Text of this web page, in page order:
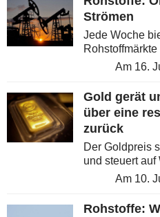
Strömen
Jede Woche
wichtigsten
Am 16.
Gold gerät
über eine
zurück
Der Goldpreis
und steuert
von rund 6 %
Am 10.
Rohstoffe: